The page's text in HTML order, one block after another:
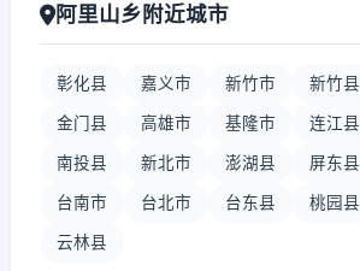
阿里山乡附近城市
彰化县 嘉义市 新竹市 新竹县
金门县 高雄市 基隆市 连江县
南投县 新北市 澎湖县 屏东县
台南市 台北市 台东县 桃园县
云林县